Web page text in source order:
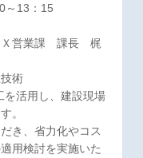
～13：15
Ｘ営業課 課長 梶
術
を活用し、建設現場
。
き、省力化やコス
用検討を実施いた